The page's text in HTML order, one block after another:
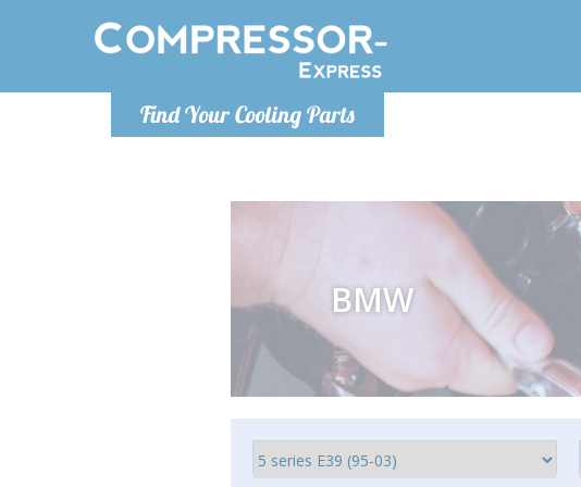
Find Your Cooling Parts
Понедельник-пятница 9:00
info@compressor-express.ru
Понедельник-
BMW